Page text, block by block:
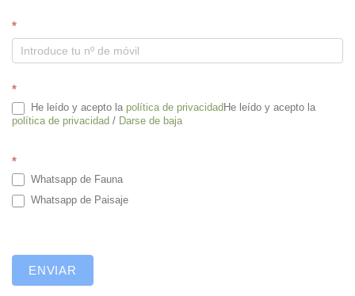
W
h
a
a
*
*
He leído y acepto la política de privacidad He leído y acepto la
política de privacidad / Darse de baja
*
Whatsapp de Fauna
Whatsapp de Paisaje
ENVIAR